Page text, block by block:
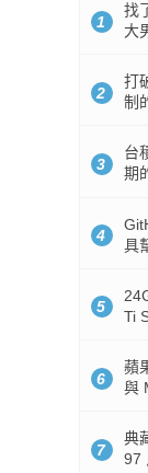
1
找
大
2
打
制
3
台
期
4
具
5
Ti
6
蘋
與
7
典
97